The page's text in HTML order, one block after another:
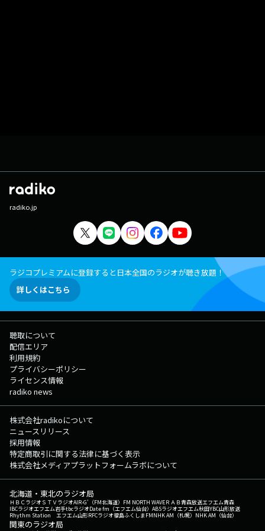
radiko.jp
ラジコプレミアムに登録すると日本全国のラジオが聴き放題！
詳しくはこちら
聴取について
配信エリア
利用規約
プライバシーポリシー
ライセンス情報
radiko news
株式会社radikoについて
ニュースリリース
採用情報
特定商取引に関する法律に基づく表示
株式会社メディアプラットフォームラボについて
北海道・東北のラジオ局
ＨＢＣラジオＳＴＶラジオAIR-G'（FM北海道） FM NORTH WAVEＲＡＢ青森放送エフエム青森
IBCラジオエフエム岩手tbcラジオDate fm（エフエム仙台） ABSラジオエフエム秋田YBC山形放送
Rhythm Station エフエム山形RFCラジオ福島ふくしまFMNHK AM（札幌） NHK AM（仙台）
関東のラジオ局